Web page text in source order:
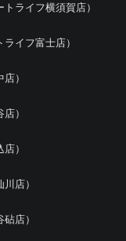
ライフ横須賀店）
イフ富士店）
）
）
）
店）
店）